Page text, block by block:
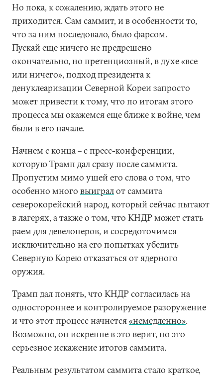
Но пока, к сожалению, ждать этого не
приходится. Сам саммит, и в особенности то,
что за ним последовало, было фарсом.
Пускай еще ничего не предрешено
окончательно, но претенциозный, в духе «все
или ничего», подход президента к
денуклеаризации Северной Кореи запросто
может привести к тому, что по итогам этого
процесса мы окажемся еще ближе к войне, чем
были в его начале.
Начнем с конца – с пресс-конференции,
которую Трамп дал сразу после саммита.
Пропустим мимо ушей его слова о том, что
особенно много выигралот саммита
северокорейский народ, который сейчас пытают
в лагерях, а также о том, что КНДР может стать
раем для девелоперов, и сосредоточимся
исключительно на его попытках убедить
Северную Корею отказаться от ядерного
оружия.
Трамп дал понять, что КНДР согласилась на
одностороннее и контролируемое разоружение
и что этот процесс начнется«немедленно».
Возможно, он искренне в это верит, но это
серьезное искажение итогов саммита.
Реальным результатом саммита стало краткое,